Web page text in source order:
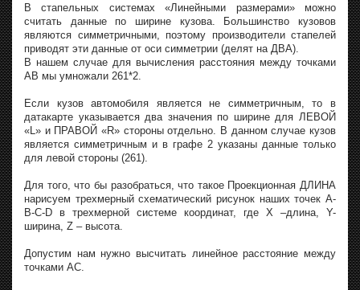
В стапельных системах «Линейными размерами» можно
считать данные по ширине кузова. Большинство кузовов
являются симметричными, поэтому производители стапелей
приводят эти данные от оси симметрии (делят на ДВА).
В нашем случае для вычисления расстояния между точками
AB мы умножали 261*2.
Если кузов автомобиля является не симметричным, то в
датакарте указывается два значения по ширине для ЛЕВОЙ
«L» и ПРАВОЙ «R» стороны отдельно. В данном случае кузов
является симметричным и в графе 2 указаны данные только
для левой стороны (261).
Для того, что бы разобраться, что такое Проекционная ДЛИНА
нарисуем трехмерный схематический рисунок наших точек A-
B-C-D в трехмерной системе координат, где Х –длина, Y-
ширина, Z – высота.
Допустим нам нужно высчитать линейное расстояние между
точками AC.